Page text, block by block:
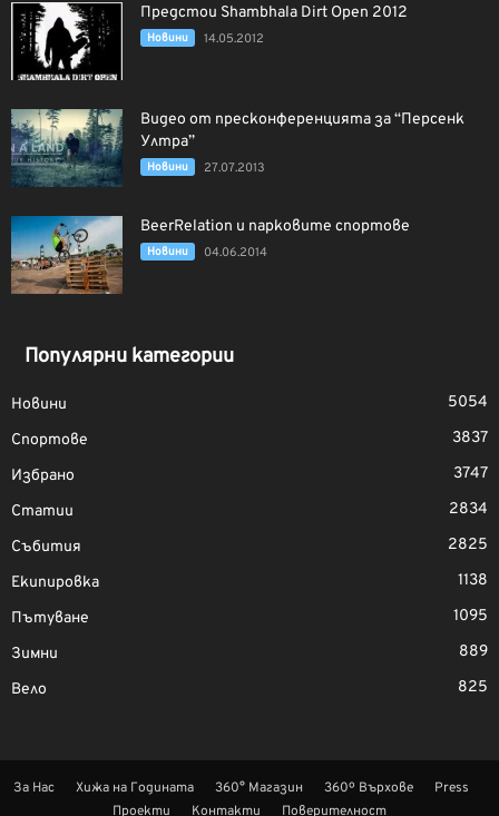
Предстои Shambhala Dirt Open 2012
Новини 14.05.2012
Видео от пресконференцията за “Персенк
Ултра”
Новини 27.07.2013
BeerRelation и парковите спортове
Новини 04.06.2014
Популярни категории
Новини
5054
Спортове
3837
Избрано
3747
Статии
2834
Събития
2825
Екипировка
1138
Пътуване
1095
Зимни
889
Вело
825
За Нас Хижа на Годината 360° Магазин 360º Върхове
Press
Проекти
Контакти Поверителност